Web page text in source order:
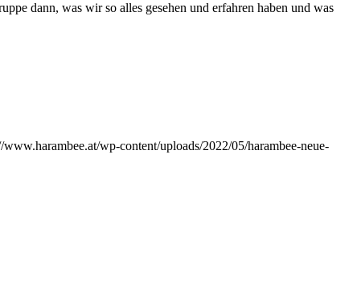
dann, was wir so alles gesehen und erfahren haben und was
www.harambee.at/wp-content/uploads/2022/05/harambee-neue-